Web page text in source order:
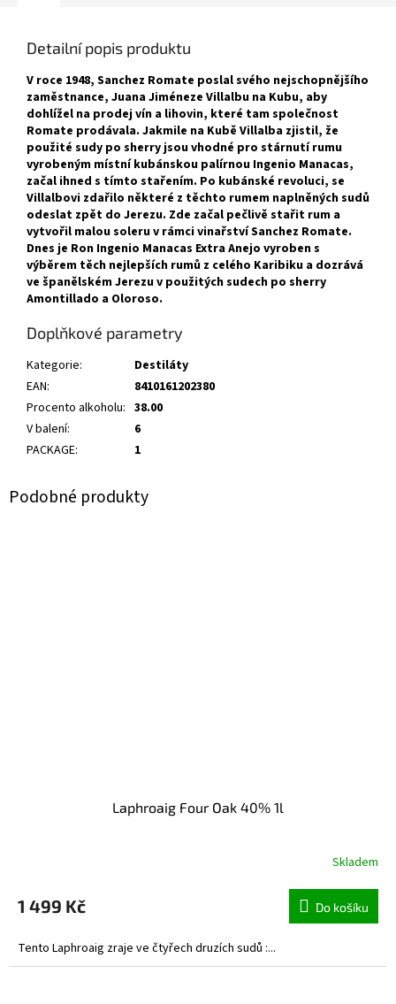
Detailní popis produktu
V roce 1948, Sanchez Romate poslal svého nejschopnějšího
zaměstnance, Juana Jiméneze Villalbu na Kubu, aby
dohlížel na prodej vín a lihovin, které tam společnost
Romate prodávala. Jakmile na Kubě Villalba zjistil, že
použité sudy po sherry jsou vhodné pro stárnutí rumu
vyrobeným místní kubánskou palírnou Ingenio Manacas,
začal ihned s tímto stařením. Po kubánské revoluci, se
Villalbovi zdařilo některé z těchto rumem naplněných sudů
odeslat zpět do Jerezu. Zde začal pečlivě stařit rum a
vytvořil malou soleru v rámci vinařství Sanchez Romate.
Dnes je Ron Ingenio Manacas Extra Anejo vyroben s
výběrem těch nejlepších rumů z celého Karibiku a dozrává
ve španělském Jerezu v použitých sudech po sherry
Amontillado a Oloroso.
Doplňkové parametry
Kategorie:
Destiláty
EAN:
8410161202380
Procento alkoholu: 38.00
V balení:
6
PACKAGE: 1
Laphroaig Four Oak 40% 1l
Skladem
1 499 Kč Do košíku
Tento Laphroaig zraje ve čtyřech druzích sudů :...